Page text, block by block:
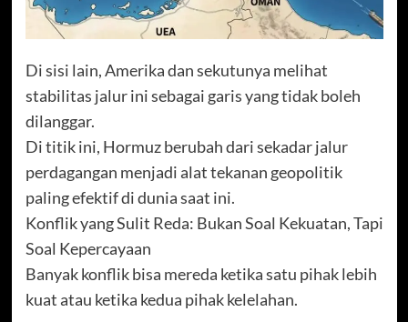
Di sisi lain, Amerika dan sekutunya melihat
stabilitas jalur ini sebagai garis yang tidak boleh
dilanggar.
Di titik ini, Hormuz berubah dari sekadar jalur
perdagangan menjadi alat tekanan geopolitik
paling efektif di dunia saat ini.
Konflik yang Sulit Reda: Bukan Soal Kekuatan, Tapi
Soal Kepercayaan
Banyak konflik bisa mereda ketika satu pihak lebih
kuat atau ketika kedua pihak kelelahan.